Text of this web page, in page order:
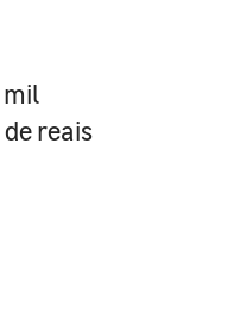
mil
reais